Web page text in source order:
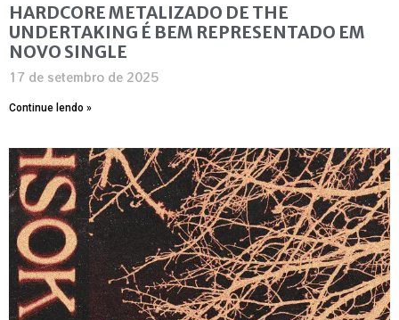
HARDCORE METALIZADO DE THE
UNDERTAKING É BEM REPRESENTADO EM
NOVO SINGLE
17 de setembro de 2025
Continue lendo »